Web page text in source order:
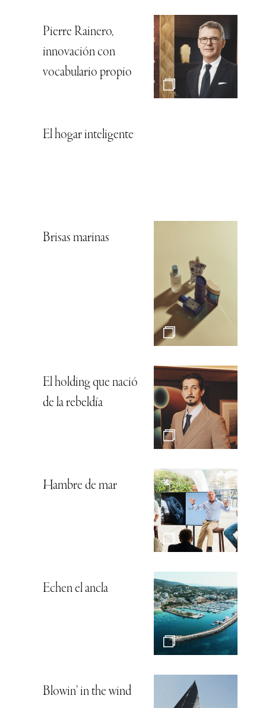
Pierre Rainero,
innovación con
vocabulario propio
El hogar inteligente
Brisas marinas
El holding que nació
de la rebeldía
Hambre de mar
Echen el ancla
Blowin’ in the wind